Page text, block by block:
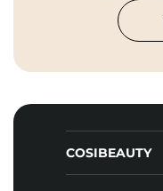
COSIBEAUTY